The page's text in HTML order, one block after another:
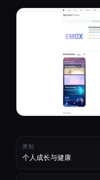
类别
个人成长与健康